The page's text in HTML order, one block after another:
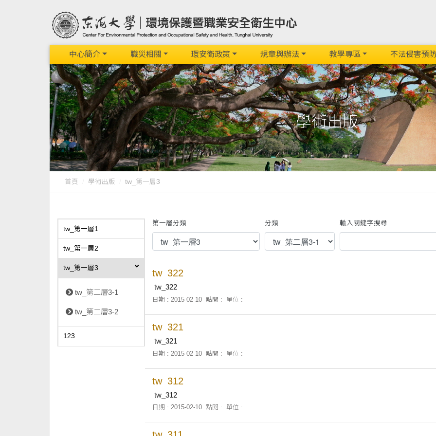
中心簡介 職災相關 環安衛政策 規章與辦法 教學專區 不法侵害預
學術出版
首頁 學術出版 tw_第一層3
tw_第一層1
tw_第一層2
tw_第一層3
tw_第二層3-1
tw_第二層3-2
123
第一層分類 分類 輸入關鍵字搜尋
tw_322
tw_322
日期 : 2015-02-10 點閱 : 單位 :
tw_321
tw_321
日期 : 2015-02-10 點閱 : 單位 :
tw_312
tw_312
日期 : 2015-02-10 點閱 : 單位 :